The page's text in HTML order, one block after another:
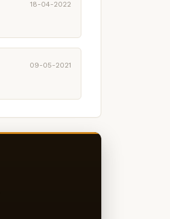
18-04-2022
09-05-2021